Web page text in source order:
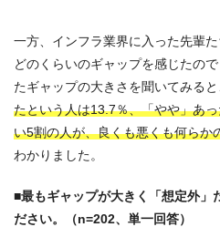
一方、インフラ業界に入った先輩
どのくらいのギャップを感じたの
たギャップの大きさを聞いてみると
たという人は13.7％、「やや」あ
い5割の人が、良くも悪くも何らか
わかりました。
■最もギャップが大きく「想定外」
ださい。（n=202、単一回答）